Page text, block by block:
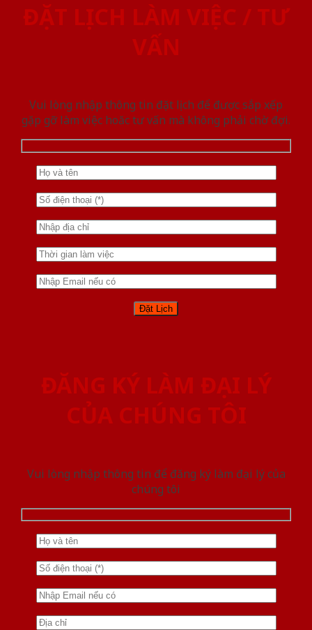
ĐẶT LỊCH LÀM VIỆC / TƯ
VẤN
Vui lòng nhập thông tin đặt lịch để được sắp xếp
gặp gỡ làm việc hoăc tư vấn mà không phải chờ đợi.
ĐĂNG KÝ LÀM ĐẠI LÝ
CỦA CHÚNG TÔI
Vui lòng nhập thông tin để đăng ký làm đại lý của
chúng tôi